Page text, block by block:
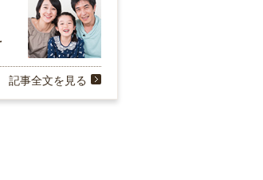
記事全文を見る